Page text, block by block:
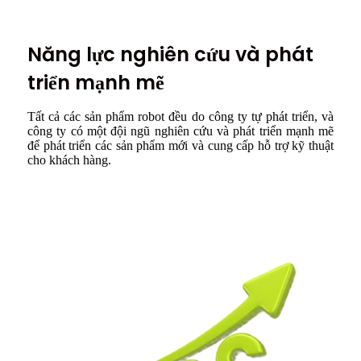
Năng lực nghiên cứu và phát
triển mạnh mẽ
Tất cả các sản phẩm robot đều do công ty tự phát triển, và
công ty có một đội ngũ nghiên cứu và phát triển mạnh mẽ
để phát triển các sản phẩm mới và cung cấp hỗ trợ kỹ thuật
cho khách hàng.